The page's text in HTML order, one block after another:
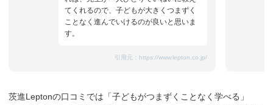
てくれるので、子どもが大きくつまずく
ことなく進んでいけるのが良いと思いま
す。
引用元： https://www.lepton.co.jp/
茨進Leptonの口コミでは「子どもがつまずくことなく学べる」